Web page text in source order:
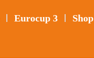
Eurocup 3 Shop